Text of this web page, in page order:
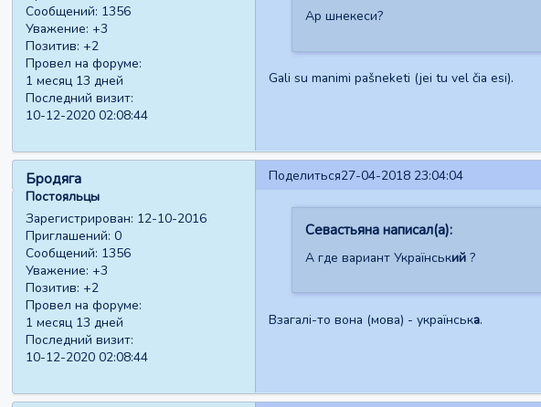
Сообщений: 1356
Уважение: +3
Позитив: +2
Провел на форуме:
1 месяц 13 дней
Последний визит:
10-12-2020 02:08:44
Ар шнекеси?
Gali su manimi pašneketi (jei tu vel čia esi).
Поделиться27-04-2018 23:04:04
Бродяга
Постояльцы
Зарегистрирован: 12-10-2016
Приглашений: 0
Сообщений: 1356
Уважение: +3
Позитив: +2
Провел на форуме:
1 месяц 13 дней
Последний визит:
10-12-2020 02:08:44
Севастьяна написал(а):
А где вариант Український?
Взагалі-то вона (мова) - українська.